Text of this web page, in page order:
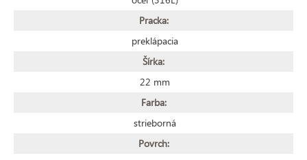
Pracka:
preklápacia
Šírka:
22 mm
Farba:
strieborná
Povrch: